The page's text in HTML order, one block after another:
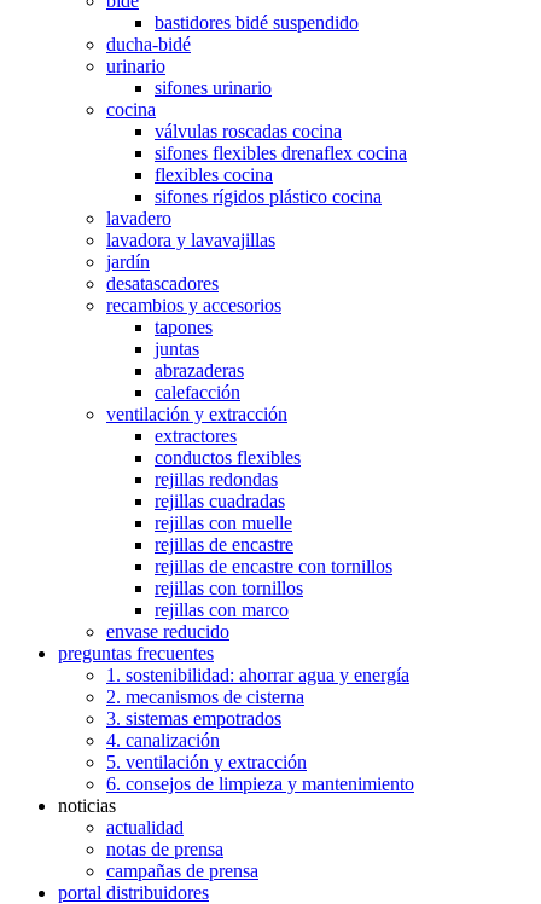
bastidores bidé suspendido
ducha-bidé
urinario
sifones urinario
cocina
válvulas roscadas cocina
sifones flexibles drenaflex cocina
flexibles cocina
sifones rígidos plástico cocina
lavadero
lavadora y lavavajillas
jardín
desatascadores
recambios y accesorios
tapones
juntas
abrazaderas
calefacción
ventilación y extracción
extractores
conductos flexibles
rejillas redondas
rejillas cuadradas
rejillas con muelle
rejillas de encastre
rejillas de encastre con tornillos
rejillas con tornillos
rejillas con marco
envase reducido
preguntas frecuentes
1. sostenibilidad: ahorrar agua y energía
2. mecanismos de cisterna
3. sistemas empotrados
4. canalización
5. ventilación y extracción
6. consejos de limpieza y mantenimiento
noticias
actualidad
notas de prensa
campañas de prensa
portal distribuidores